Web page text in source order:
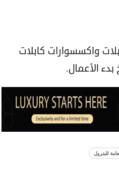
واكسسوارات كابلات
للبترول